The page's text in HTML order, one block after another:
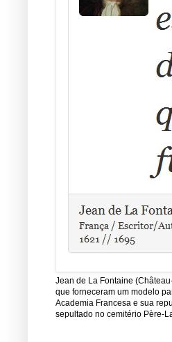
Jean de La Fontaine
que forneceram um modelo
Academia Francesa e sua
sepultado no cemitério Père-